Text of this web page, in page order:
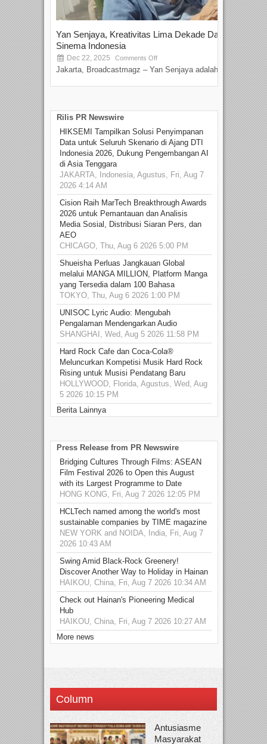
Yan Senjaya, Kreativitas Lima Dekade Dalam
Sinema Indonesia
Dec 22, 2025 Comments Off
Jakarta, Broadcastmagz – Yan Senjaya adalah...
Rilis PR Newswire
HIKSEMI Tampilkan Solusi Penyimpanan
Data untuk Seluruh Skenario di Ajang DTI
Indonesia 2026, Dukung Pengembangan AI
di Asia Tenggara
JAKARTA, Indonesia, Agustus, Fri, Aug 7
2026 4:14 AM
Cision Raih MarTech Breakthrough Awards
2026 untuk Pemantauan dan Analisis
Media Sosial, Distribusi Siaran Pers, dan
AEO
CHICAGO, Thu, Aug 6 2026 5:00 PM
Shueisha Perluas Jangkauan Global
melalui MANGA MILLION, Platform Manga
yang Tersedia dalam 100 Bahasa
TOKYO, Thu, Aug 6 2026 1:00 PM
UNISOC Lyric Audio: Mengubah
Pengalaman Mendengarkan Audio
SHANGHAI, Wed, Aug 5 2026 11:58 PM
Hard Rock Cafe dan Coca-Cola®
Meluncurkan Kompetisi Musik Hard Rock
Rising untuk Musisi Pendatang Baru
HOLLYWOOD, Florida, Agustus, Wed, Aug
5 2026 10:15 PM
Berita Lainnya
Press Release from PR Newswire
Bridging Cultures Through Films: ASEAN
Film Festival 2026 to Open this August
with its Largest Programme to Date
HONG KONG, Fri, Aug 7 2026 12:05 PM
HCLTech named among the world's most
sustainable companies by TIME magazine
NEW YORK and NOIDA, India, Fri, Aug 7
2026 10:43 AM
Swing Amid Black‑Rock Greenery!
Discover Another Way to Holiday in Hainan
HAIKOU, China, Fri, Aug 7 2026 10:34 AM
Check out Hainan's Pioneering Medical
Hub
HAIKOU, China, Fri, Aug 7 2026 10:27 AM
More news
Column
Antusiasme
Masyarakat